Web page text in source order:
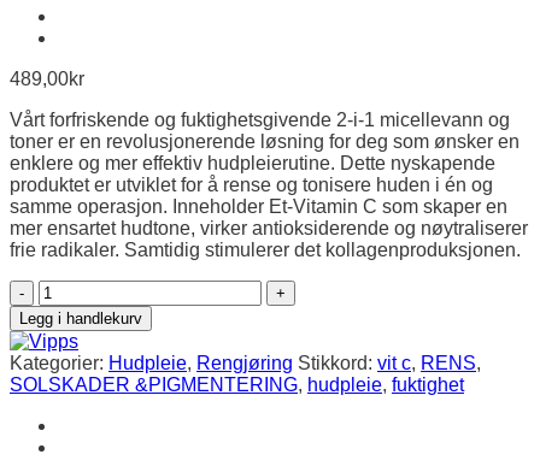
489,00kr
Vårt forfriskende og fuktighetsgivende 2-i-1 micellevann og
toner er en revolusjonerende løsning for deg som ønsker en
enklere og mer effektiv hudpleierutine. Dette nyskapende
produktet er utviklet for å rense og tonisere huden i én og
samme operasjon. Inneholder Et-Vitamin C som skaper en
mer ensartet hudtone, virker antioksiderende og nøytraliserer
frie radikaler. Samtidig stimulerer det kollagenproduksjonen.
VIT
C
MICRO-
WATER
250
ML
antall
Legg i handlekurv
Kategorier: Hudpleie, Rengjøring Stikkord: vit c, RENS,
SOLSKADER &PIGMENTERING, hudpleie, fuktighet